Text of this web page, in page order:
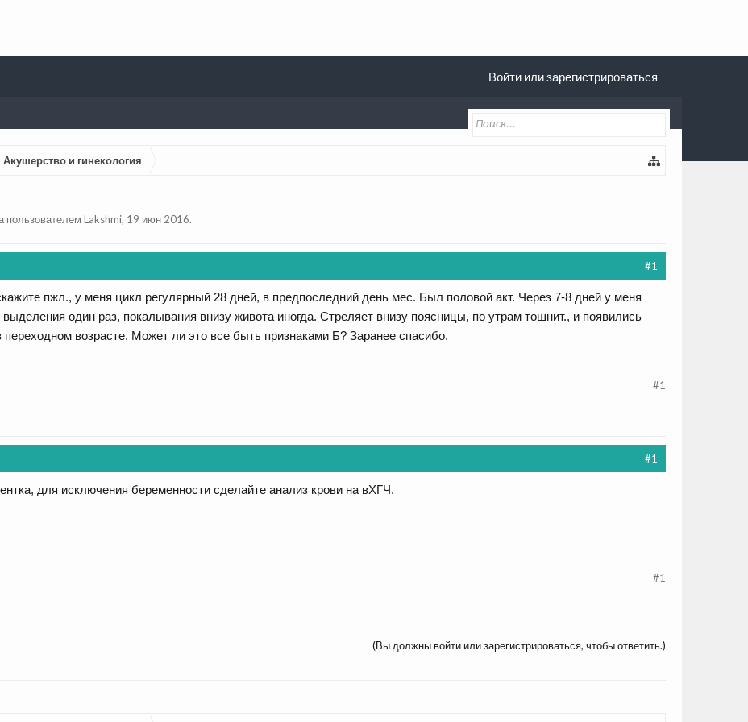
Акушерство и гинекология
пользователем Lakshmi, 19 июн 2016.
#1
пжл., у меня цикл регулярный 28 дней, в предпоследний день мес. Был половой акт. Через 7-8 дней у меня
один раз, покалывания внизу живота иногда. Стреляет внизу поясницы, по утрам тошнит., и появились
переходном возрасте. Может ли это все быть признаками Б? Заранее спасибо.
#1
#1
для исключения беременности сделайте анализ крови на вХГЧ.
#1
(Вы должны войти или зарегистрироваться, чтобы ответить.)
Войти или зарегистрироваться